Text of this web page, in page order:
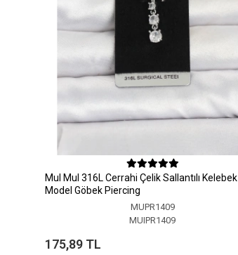
MuI MuI 316L Cerrahi Çelik Sallantılı Kelebek
Model Göbek Piercing
MUPR1409
MUIPR1409
175,89 TL